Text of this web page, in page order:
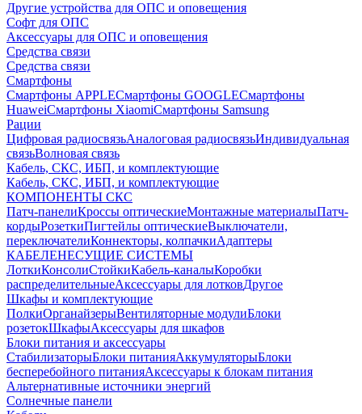
Другие устройства для ОПС и оповещения
Софт для ОПС
Аксессуары для ОПС и оповещения
Средства связи
Средства связи
Смартфоны
Смартфоны APPLEСмартфоны GOOGLEСмартфоны
HuaweiСмартфоны XiaomiСмартфоны Samsung
Рации
Цифровая радиосвязьАналоговая радиосвязьИндивидуальная
связьВолновая связь
Кабель, СКС, ИБП, и комплектующие
Кабель, СКС, ИБП, и комплектующие
КОМПОНЕНТЫ СКС
Патч-панелиКроссы оптическиеМонтажные материалыПатч-
кордыРозеткиПигтейлы оптическиеВыключатели,
переключателиКоннекторы, колпачкиАдаптеры
КАБЕЛЕНЕСУЩИЕ СИСТЕМЫ
ЛоткиКонсолиСтойкиКабель-каналыКоробки
распределительныеАксессуары для лотковДругое
Шкафы и комплектующие
ПолкиОрганайзерыВентиляторные модулиБлоки
розетокШкафыАксессуары для шкафов
Блоки питания и аксессуары
СтабилизаторыБлоки питанияАккумуляторыБлоки
бесперебойного питанияАксессуары к блокам питания
Альтернативные источники энергий
Солнечные панели